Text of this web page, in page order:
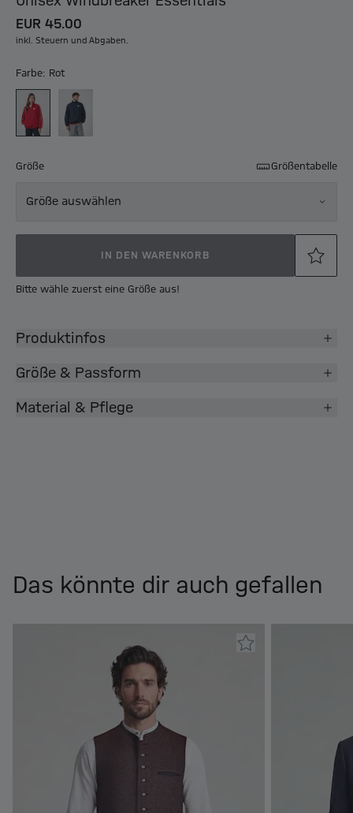
EUR 45.00
inkl. Steuern und Abgaben.
Farbe: Rot
Größe Größentabelle
Größe auswählen
IN DEN WARENKORB
Bitte wähle zuerst eine Größe aus!
Produktinfos
Größe & Passform
Material & Pflege
Das könnte dir auch gefallen